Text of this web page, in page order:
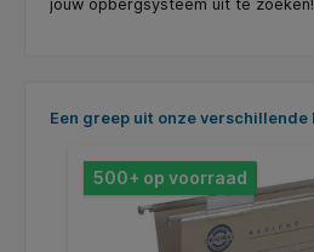
jouw opbergsysteem uit te zoeken!
Productgalerij overslaan
Een greep uit onze verschillende
500+ op voorraad